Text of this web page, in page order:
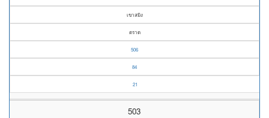
เขาสมิง
ตราด
506
84
21
503